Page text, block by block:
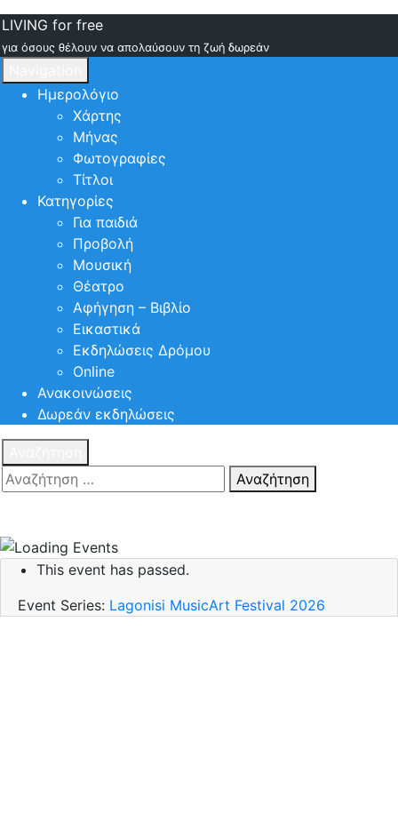
LIVING for free
για όσους θέλουν να απολαύσουν τη ζωή δωρεάν
Ημερολόγιο
Χάρτης
Μήνας
Φωτογραφίες
Τίτλοι
Κατηγορίες
Για παιδιά
Προβολή
Μουσική
Θέατρο
Αφήγηση – Βιβλίο
Εικαστικά
Εκδηλώσεις Δρόμου
Online
Ανακοινώσεις
Δωρεάν εκδηλώσεις
Αναζήτηση
This event has passed.
Event Series: Lagonisi MusicArt Festival 2026